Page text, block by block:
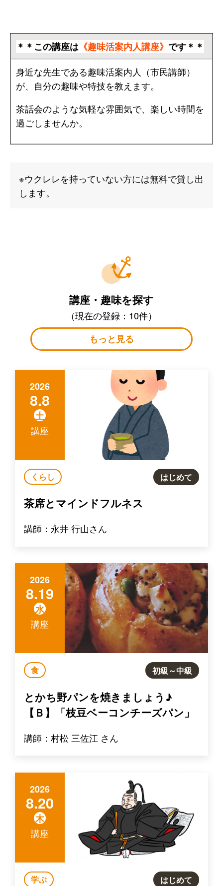
＊＊この講座は 《趣味活案内人講座》 です＊＊
身近な先生である趣味活案内人（市民講師）
が、自分の趣味や特技を教えます。
茶話会のような気軽な雰囲気で、楽しい時間を
過ごしませんか。
※ウクレレを持っていない方には無料で貸し出
します。
講座・趣味を探す
（現在の登録：10件）
もっと見る
2026
8.8
土
講座
くらし はじめて
茶席とマインドフルネス
講師：永井 行山さん
2026
8.19
水
講座
食 初級～中級
とかち野パンを焼きましょう♪
【Ｂ】「枝豆ベーコンチーズパン」
講師：村松 三佐江 さん
2026
8.20
木
講座
学ぶ はじめて